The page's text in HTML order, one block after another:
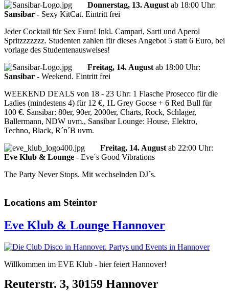
Donnerstag, 13. August ab 18:00 Uhr:
Sansibar - Sexy KitCat. Eintritt frei
Jeder Cocktail für Sex Euro! Inkl. Campari, Sarti und Aperol
Spritzzzzzzz. Studenten zahlen für dieses Angebot 5 statt 6 Euro, bei
vorlage des Studentenausweises!
Freitag, 14. August ab 18:00 Uhr:
Sansibar - Weekend. Eintritt frei
WEEKEND DEALS von 18 - 23 Uhr: 1 Flasche Prosecco für die
Ladies (mindestens 4) für 12 €, 1L Grey Goose + 6 Red Bull für
100 €. Sansibar: 80er, 90er, 2000er, Charts, Rock, Schlager,
Ballermann, NDW uvm., Sansibar Lounge: House, Elektro,
Techno, Black, R´n´B uvm.
Freitag, 14. August ab 22:00 Uhr:
Eve Klub & Lounge - Eve´s Good Vibrations
The Party Never Stops. Mit wechselnden DJ´s.
Locations am Steintor
Eve Klub & Lounge Hannover
Willkommen im EVE Klub - hier feiert Hannover!
Reuterstr. 3, 30159 Hannover